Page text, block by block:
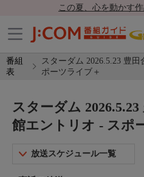
この夏、心を動かす
番組
表
スターダム 2026.5.23 豊
ポーツライブ＋
スターダム
館エントリオ - スポ
放送スケジュール一覧